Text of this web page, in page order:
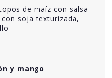
de maíz con salsa
soja texturizada,
y mango